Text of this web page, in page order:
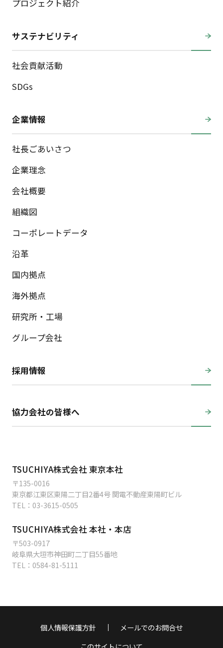
TSUCHIYA株式会社 東京本社
〒135-0016
東京都江東区東陽二丁目2番4号 関電不動産東陽町ビル
TEL： 03-3615-0505
TSUCHIYA株式会社 本社・本店
〒503-0917
岐阜県大垣市神田町二丁目55番地
TEL： 0584-81-5111
プロジェクト紹介
サステナビリティ
社会貢献活動
SDGs
企業情報
社長ごあいさつ
企業理念
会社概要
組織図
コーポレートデータ
沿革
国内拠点
海外拠点
研究所・工場
グループ会社
採用情報
協力会社の皆様へ
個人情報保護方針
メールでのお問合せ